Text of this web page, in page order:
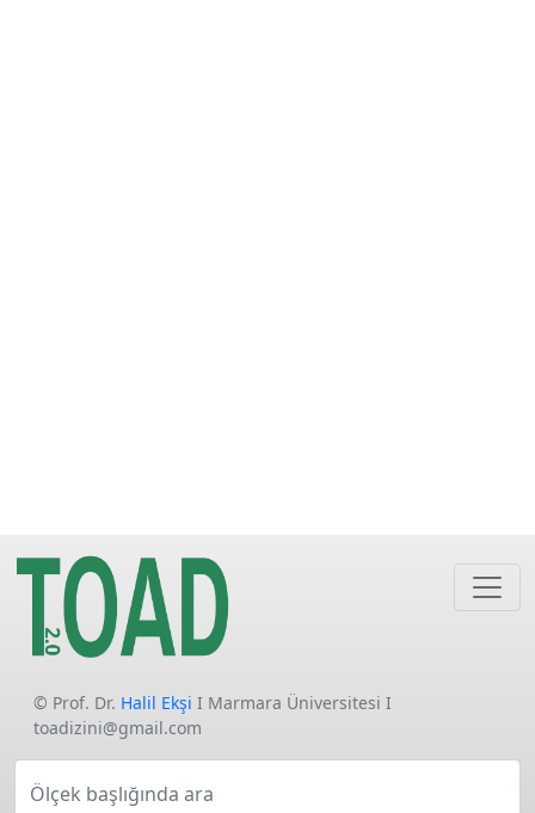
© Prof. Dr. Halil Ekşi I Marmara Üniversitesi I
toadizini@gmail.com
Ölçek başlığında ara